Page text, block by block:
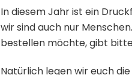
In diesem Jahr ist ein
wir sind auch nur
bestellen möchte, gibt
Natürlich legen wir euch